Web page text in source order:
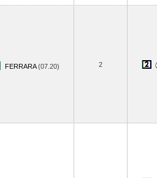
FERRARA(07.20) 2